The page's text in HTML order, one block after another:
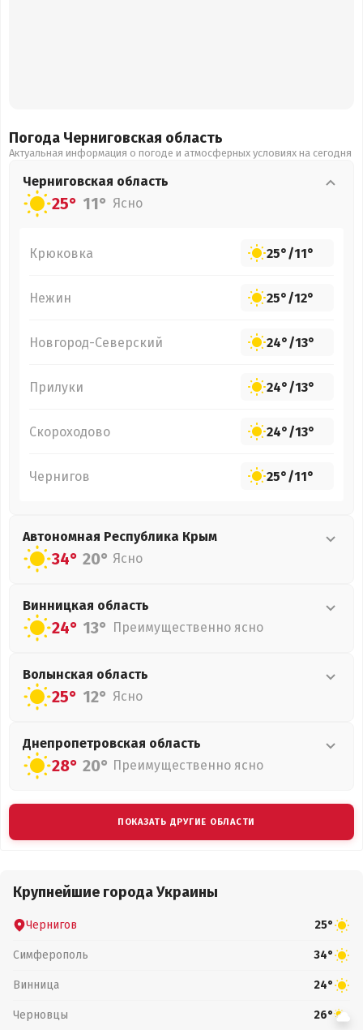
Погода Черниговская область
Актуальная информация о погоде и атмосферных условиях на сегодня
Черниговская область
25° 11° Ясно
Крюковка 25°/11°
Нежин 25°/12°
Новгород-Северский 24°/13°
Прилуки 24°/13°
Скороходово 24°/13°
Чернигов 25°/11°
Автономная Республика Крым
34° 20° Ясно
Винницкая область
24° 13° Преимущественно ясно
Волынская область
25° 12° Ясно
Днепропетровская область
28° 20° Преимущественно ясно
ПОКАЗАТЬ ДРУГИЕ ОБЛАСТИ
Крупнейшие города Украины
Чернигов 25°
Симферополь 34°
Винница 24°
Черновцы 26°